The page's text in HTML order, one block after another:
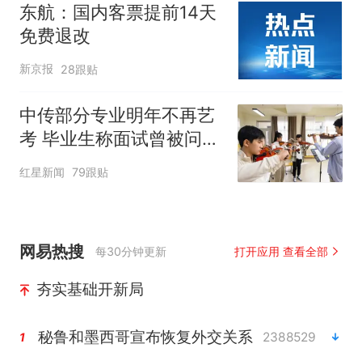
东航：国内客票提前14天
免费退改
新京报 28跟贴
中传部分专业明年不再艺
考 毕业生称面试曾被问
“如何策划晚会” 专家：遏
红星新闻 79跟贴
网易热搜 每30分钟更新 打开应用 查看全部
夯实基础开新局
1 秘鲁和墨西哥宣布恢复外交关系 2388529